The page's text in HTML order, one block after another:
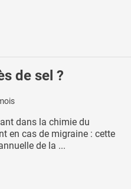
de sel ?
dans la chimie du
en cas de migraine : cette
de la ...